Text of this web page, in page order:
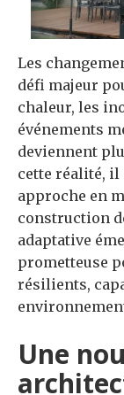
Les
défi majeur
chaleur, les
événements
deviennent
cette réalité, il
approche en
construction
adaptative
prometteuse
résilients,
Une